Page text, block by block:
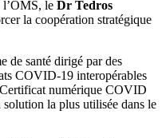
l’OMS, le Dr Tedros
la coopération stratégique
de santé dirigé par des
COVID-19 interopérables
numérique COVID
solution la plus utilisée dans le